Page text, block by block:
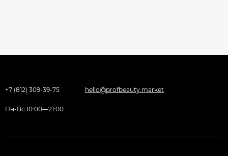
+7 (812) 309-39-75 hello@profbeauty.market
Пн-Вс 10:00—21:00